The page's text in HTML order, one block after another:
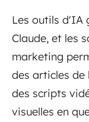
Les outils d'IA
Claude, et les
marketing
des articles de
des scripts
visuelles en